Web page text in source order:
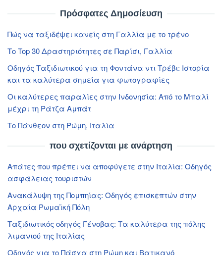
Πρόσφατες Δημοσίευση
Πώς να ταξιδέψει κανείς στη Γαλλία με το τρένο
Το Top 30 Δραστηριότητες σε Παρίσι, Γαλλία
Οδηγός Ταξιδιωτικού για τη Φοντάνα ντι Τρέβι: Ιστορία
και τα καλύτερα σημεία για φωτογραφίες
Οι καλύτερες παραλίες στην Ινδονησία: Από το Μπαλί
μέχρι τη Ράτζα Αμπάτ
Το Πάνθεον στη Ρώμη, Ιταλία
που σχετίζονται με ανάρτηση
Απάτες που πρέπει να αποφύγετε στην Ιταλία: Οδηγός
ασφάλειας τουριστών
Ανακάλυψη της Πομπηίας: Οδηγός επισκεπτών στην
Αρχαία Ρωμαϊκή Πόλη
Ταξιδιωτικός οδηγός Γένοβας: Τα καλύτερα της πόλης
λιμανιού της Ιταλίας
Οδηγός για το Πάσχα στη Ρώμη και Βατικανό